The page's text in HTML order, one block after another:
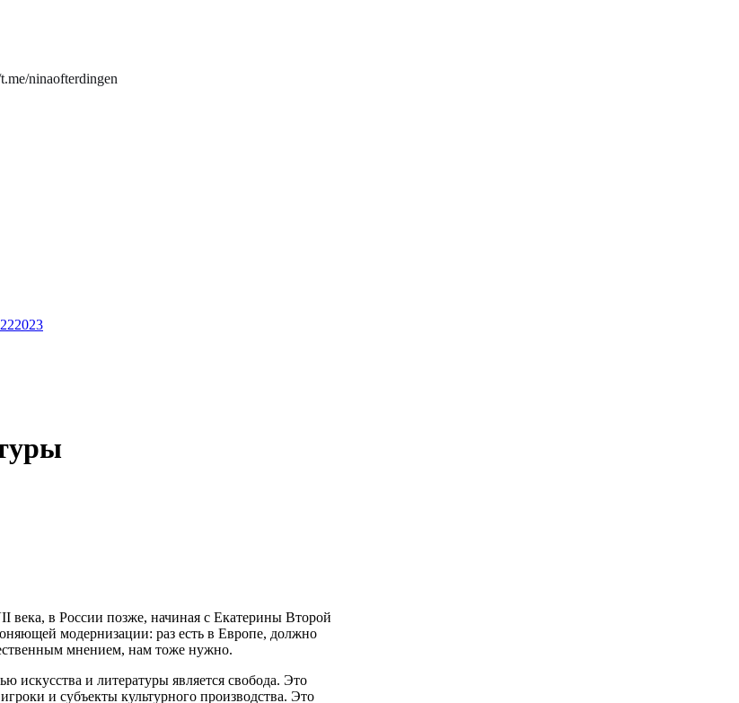
ninaofterdingen
2023
века, в России позже, начиная с Екатерины Второй
модернизации: раз есть в Европе, должно
мнением, нам тоже нужно.
искусства и литературы является свобода. Это
и субъекты культурного производства. Это